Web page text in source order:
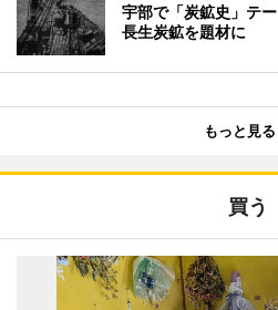
宇部で「炭鉱史」テ
長生炭鉱を題材に
もっと見る
買う